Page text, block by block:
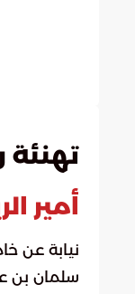
تهنئة
أمير
نيابة عن
سلمان بن